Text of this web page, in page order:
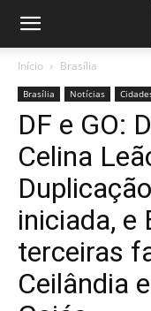
Início Brasília
Brasília Notícias
DF e GO:
Celina
iniciada, e
terceiras
Ceilândia